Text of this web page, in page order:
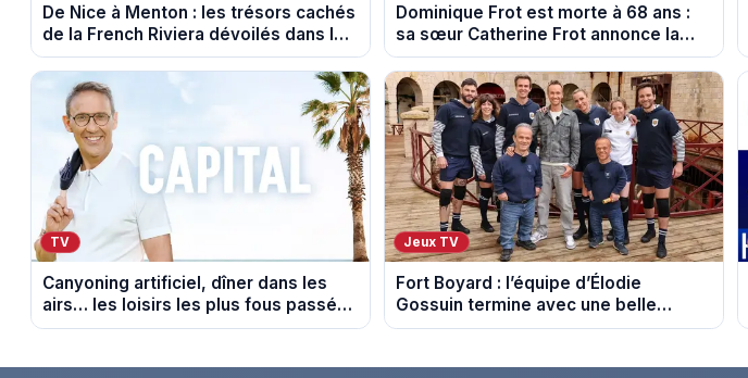
De Nice à Menton : les trésors cachés
de la French Riviera dévoilés dans les
100 lieux qu'il faut voir
Dominique Frot est morte à 68 ans :
sa sœur Catherine Frot annonce la
triste nouvelle
TV
Canyoning artificiel, dîner dans les
airs… les loisirs les plus fous passés
au crible dans Capital
Jeux TV
Fort Boyard : l’équipe d’Élodie
Gossuin termine avec une belle
somme pour l'Unicef et le Refuge